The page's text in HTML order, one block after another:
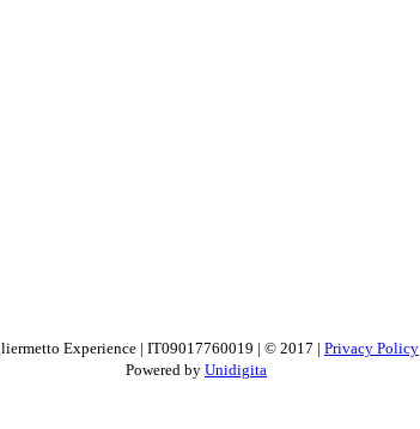
Experience | IT09017760019 | © 2017 | Privacy Policy
Powered by Unidigita